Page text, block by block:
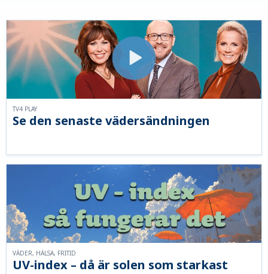
Se den senaste vädersändningen
TV4 PLAY
UV-index – då är solen som starkast
VÄDER, HÄLSA, FRITID